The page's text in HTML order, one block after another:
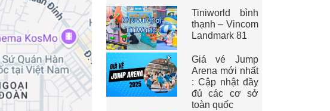
Tiniworld bình
thạnh – Vincom
Landmark 81
Giá vé Jump
Arena mới nhất
: Cập nhật đầy
đủ các cơ sở
toàn quốc